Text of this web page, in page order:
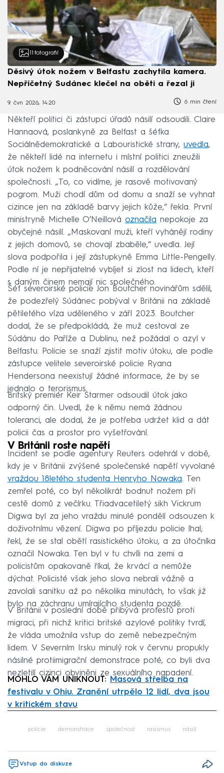
fotografií
Děsivý útok nožem v Belfastu zachytila kamera.
Nepříčetný Sudánec klečel na oběti a řezal ji
9. čvn 2026, 14:20 6 min čtení
Někteří politici či zástupci úřadů násilí odsoudili. Claire
Hannaová, poslankyně za Belfast a šéfka
Sociálnědemokratické a Labouristické strany, uvedla,
že někteří lidé na internetu i místní politici zneužili
útok nožem k podněcování násilí a rozdělování
společnosti. „To, co vidíme, je rasově motivovaný
pogrom. Muži chodí dům od domu a snaží se vyhnat
cizince jen na základě barvy jejich kůže,“ řekla. První
ministryně Michelle O’Neillová označila nepokoje za
obyčejné násilí. „Maskovaní muži, kteří vyhánějí rodiny
z jejich domovů, se chovají zbaběle,“ uvedla. Její
slova podpořila i její zástupkyně Emma Little-Pengelly.
Podle ní je nepřijatelné vybíjet si zlost na lidech, kteří
s daným činem nemají nic společného.
Šéf severoirské policie Jon Boutcher novinářům sdělil,
že podezřelý Súdánec pobýval v Británii na základě
pětiletého víza uděleného v září 2023. Boutcher
dodal, že se předpokládá, že muž cestoval ze
Súdánu do Paříže a Dublinu, než požádal o azyl v
Belfastu. Policie se snaží zjistit motiv útoku, ale podle
zástupce velitele severoirské policie Ryana
Hendersona neexistují žádné informace, že by se
jednalo o terorismus.
Britský premiér Keir Starmer odsoudil útok jako
odporný čin. Uvedl, že k němu nemá žádnou
toleranci, ale dodal, že je potřeba udržet klid a dát
policii čas a prostor pro vyšetřování.
V Británii roste napětí
Incident se podle agentury Reuters odehrál v době,
kdy je v Británii zvýšené společenské napětí vyvolané
vraždou 18letého studenta Henryho Nowaka. Ten
zemřel poté, co byl několikrát bodnut nožem při
cestě domů z večírku. Třiadvacetiletý sikh Vickrum
Digwa byl za jeho vraždu minulé pondělí odsouzen k
doživotnímu vězení. Digwa po příjezdu policie lhal;
řekl, že se stal obětí rasistického útoku, a za útočníka
označil Nowaka. Ten byl v tu chvíli na zemi a
policistům opakovaně říkal, že krvácí a nemůže
dýchat. Policisté však jeho slova nebrali vážně a
zavolali sanitku až po několika minutách, to však již
bylo na záchranu umírajícího studenta pozdě.
V Británii v poslední době přibývá protestů proti
migraci, při nichž kritici britské azylové politiky tvrdí,
že vláda umožnila vstup do země nebezpečným
lidem. V Severním Irsku minulý rok v červnu propukly
násilné protiimigrační demonstrace poté, co byli dva
nezletilí cizinci obviněni ze sexuálního napadení.
MOHLO VÁM UNIKNOUT: Masová střelba na
festivalu v Ohiu. Zranění utrpělo 12 lidí, dva jsou
v kritickém stavu
policie demonstrace společnost rasismus násilí
Vstup do diskuze